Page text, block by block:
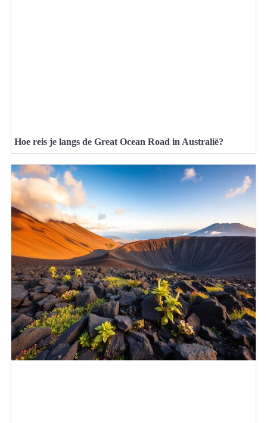
Hoe reis je langs de Great Ocean Road in Australië?